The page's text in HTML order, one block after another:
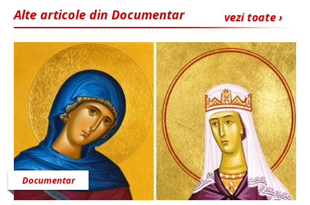
vezi toate ›
Alte articole din Documentar
Documentar